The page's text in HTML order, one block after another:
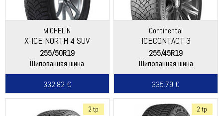
MICHELIN
X-ICE NORTH 4 SUV
255/50R19
Шипованная шина
332.82 €
Continental
ICECONTACT 3
255/45R19
Шипованная шина
335.79 €
2 tp 2 tp